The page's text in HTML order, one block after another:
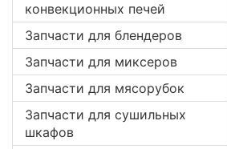
конвекционных печей
Запчасти для блендеров
Запчасти для миксеров
Запчасти для мясорубок
Запчасти для сушильных
шкафов